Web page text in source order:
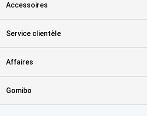
Accessoires
Service clientèle
Affaires
Gomibo